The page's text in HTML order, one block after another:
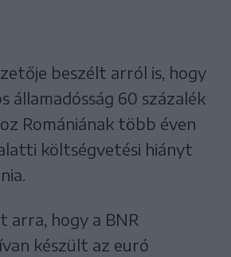
beszélt arról is, hogy
államadósság 60 százalék
Romániának több éven
költségvetési hiányt
hogy a BNR
készült az euró